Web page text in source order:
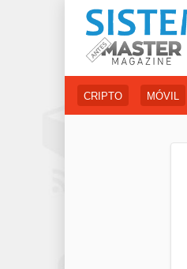
CRIPTO MÓVIL